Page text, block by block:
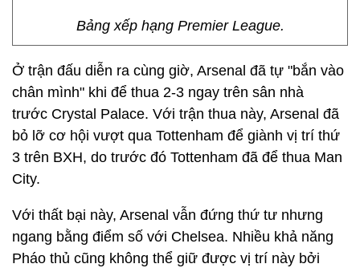
Bảng xếp hạng Premier League.
Ở trận đấu diễn ra cùng giờ, Arsenal đã tự "bắn vào
chân mình" khi để thua 2-3 ngay trên sân nhà
trước Crystal Palace. Với trận thua này, Arsenal đã
bỏ lỡ cơ hội vượt qua Tottenham để giành vị trí thứ
3 trên BXH, do trước đó Tottenham đã để thua Man
City.
Với thất bại này, Arsenal vẫn đứng thứ tư nhưng
ngang bằng điểm số với Chelsea. Nhiều khả năng
Pháo thủ cũng không thể giữ được vị trí này bởi